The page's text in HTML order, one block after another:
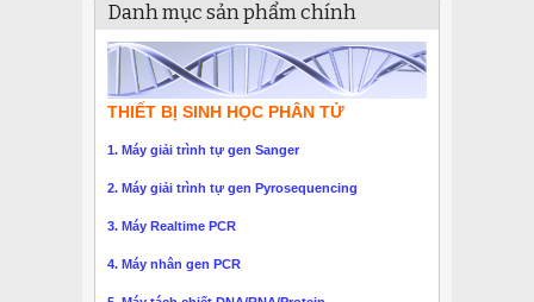
Danh mục sản phẩm chính
THIẾT BỊ SINH HỌC PHÂN TỬ
1. Máy giải trình tự gen Sanger
2. Máy giải trình tự gen Pyrosequencing
3. Máy Realtime PCR
4. Máy nhân gen PCR